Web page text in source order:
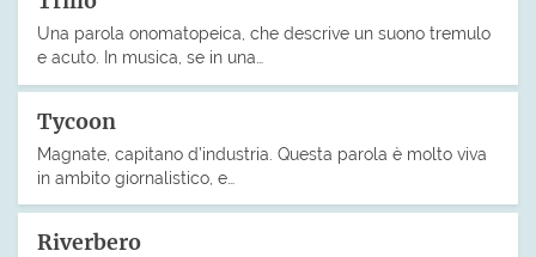
Una parola onomatopeica, che descrive un suono tremulo
e acuto. In musica, se in una…
Tycoon
Magnate, capitano d’industria. Questa parola è molto viva
in ambito giornalistico, e…
Riverbero